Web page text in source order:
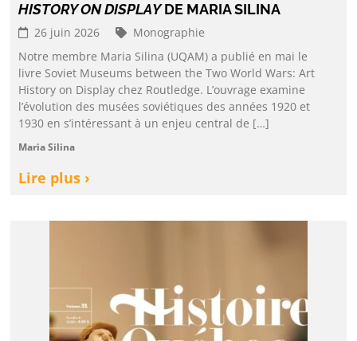
HISTORY ON DISPLAYDE MARIA SILINA
26 juin 2026
Monographie
Notre membre Maria Silina (UQAM) a publié en mai le
livre Soviet Museums between the Two World Wars: Art
History on Display chez Routledge. L’ouvrage examine
l’évolution des musées soviétiques des années 1920 et
1930 en s’intéressant à un enjeu central de […]
Maria Silina
Lire plus ›